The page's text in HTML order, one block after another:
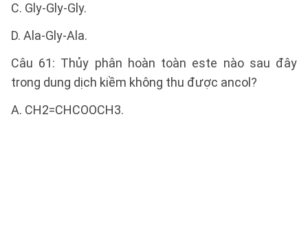
C. Gly-Gly-Gly.
D. Ala-Gly-Ala.
Câu 61: Thủy phân hoàn toàn este nào sau đây
trong dung dịch kiềm không thu được ancol?
A. CH2=CHCOOCH3.